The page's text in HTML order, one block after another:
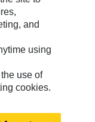
and
using
use of
cookies.